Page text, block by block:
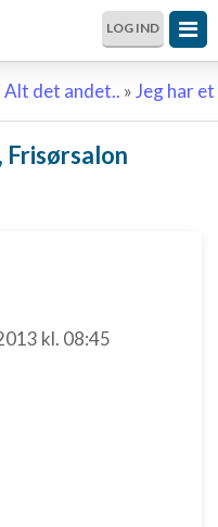
LOG IND
Alt det andet.. »Jeg har
Frisørsalon
kl. 08:45